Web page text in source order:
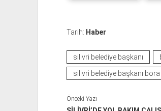
Tarih: Haber
silivri belediye başkanı
silivri belediye başkanı
Önceki Yazı